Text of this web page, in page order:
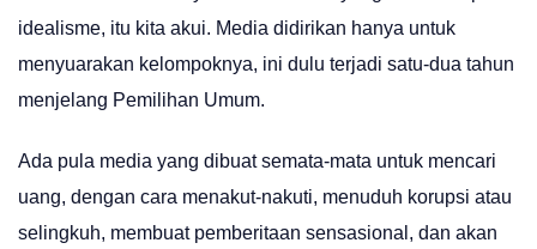
idealisme, itu kita akui. Media didirikan hanya untuk
menyuarakan kelompoknya, ini dulu terjadi satu-dua tahun
menjelang Pemilihan Umum.
Ada pula media yang dibuat semata-mata untuk mencari
uang, dengan cara menakut-nakuti, menuduh korupsi atau
selingkuh, membuat pemberitaan sensasional, dan akan